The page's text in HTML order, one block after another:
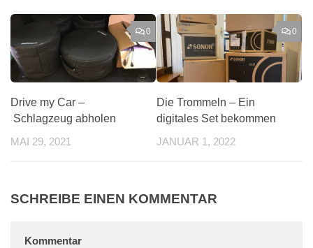
0
Drive my Car –
Schlagzeug abholen
MAI 29, 2021
0
Die Trommeln – Ein
digitales Set bekommen
JANUAR 1, 2022
SCHREIBE EINEN KOMMENTAR
Kommentar